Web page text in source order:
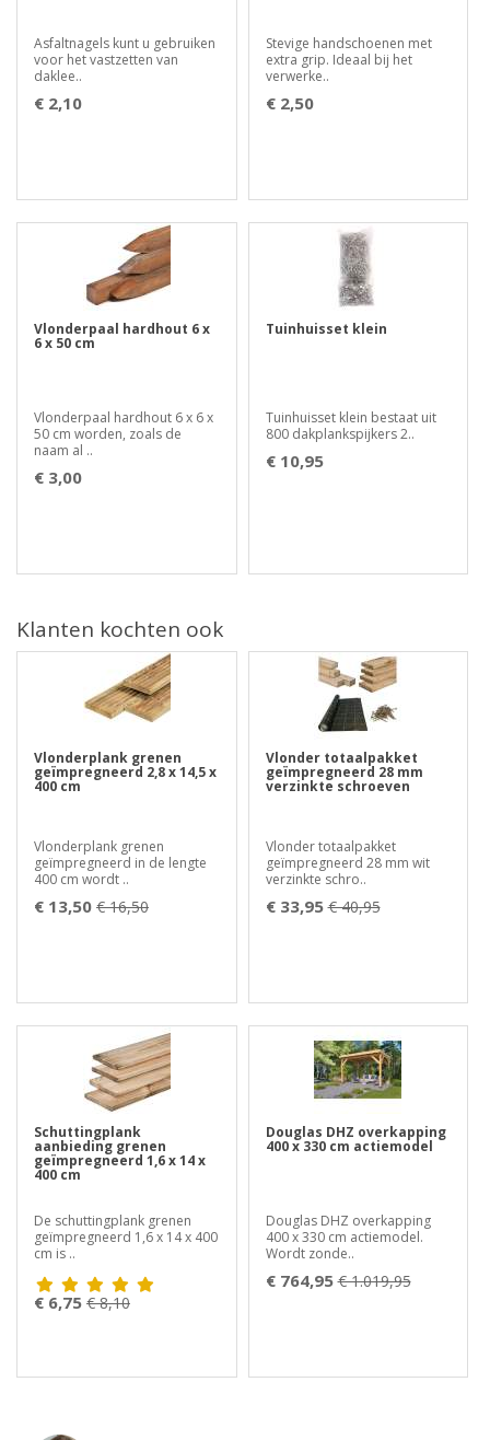
Asfaltnagels kunt u gebruiken
voor het vastzetten van
daklee..
€ 2,10
Stevige handschoenen met
extra grip. Ideaal bij het
verwerke..
€ 2,50
Vlonderpaal hardhout 6 x
6 x 50 cm
Vlonderpaal hardhout 6 x 6 x
50 cm worden, zoals de
naam al ..
€ 3,00
Tuinhuisset klein
Tuinhuisset klein bestaat uit
800 dakplankspijkers 2..
€ 10,95
Klanten kochten ook
Vlonderplank grenen
geïmpregneerd 2,8 x 14,5 x
400 cm
Vlonderplank grenen
geïmpregneerd in de lengte
400 cm wordt ..
€ 13,50 € 16,50
Vlonder totaalpakket
geïmpregneerd 28 mm
verzinkte schroeven
Vlonder totaalpakket
geïmpregneerd 28 mm wit
verzinkte schro..
€ 33,95 € 40,95
Schuttingplank
aanbieding grenen
geïmpregneerd 1,6 x 14 x
400 cm
De schuttingplank grenen
geïmpregneerd 1,6 x 14 x 400
cm is ..
€ 6,75 € 8,10
Douglas DHZ overkapping
400 x 330 cm actiemodel
Douglas DHZ overkapping
400 x 330 cm actiemodel.
Wordt zonde..
€ 764,95 € 1.019,95